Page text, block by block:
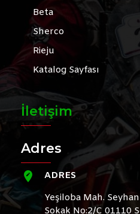
Beta
Sherco
Rieju
Katalog Sayfası
İletişim
Adres
ADRES
Yeşiloba Mah.
Sokak No:2/C 01110